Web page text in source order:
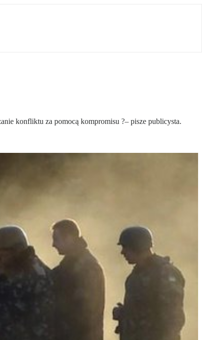
konfliktu za pomocą kompromisu ?– pisze publicysta.